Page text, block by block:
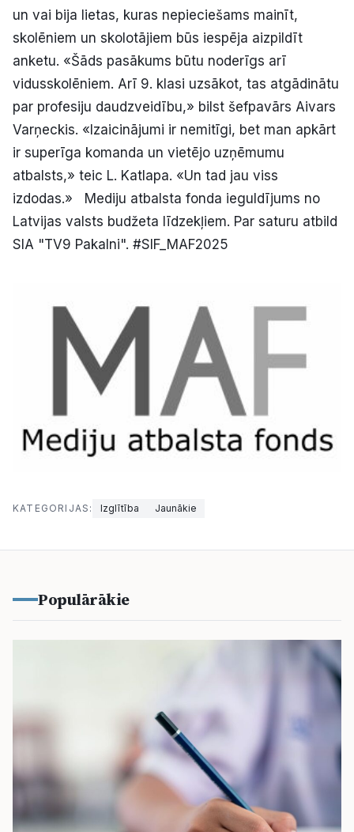
un vai bija lietas, kuras nepieciešams mainīt,
skolēniem un skolotājiem būs iespēja aizpildīt
anketu. «Šāds pasākums būtu noderīgs arī
vidusskolēniem. Arī 9. klasi uzsākot, tas atgādinātu
par profesiju daudzveidību,» bilst šefpavārs Aivars
Varņeckis. «Izaicinājumi ir nemitīgi, bet man apkārt
ir superīga komanda un vietējo uzņēmumu
atbalsts,» teic L. Katlapa. «Un tad jau viss
izdodas.» Mediju atbalsta fonda ieguldījums no
Latvijas valsts budžeta līdzekļiem. Par saturu atbild
SIA "TV9 Pakalni". #SIF_MAF2025
KATEGORIJAS: Izglītība Jaunākie
Populārākie